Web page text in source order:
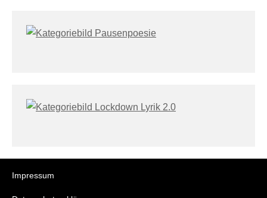
Impressum